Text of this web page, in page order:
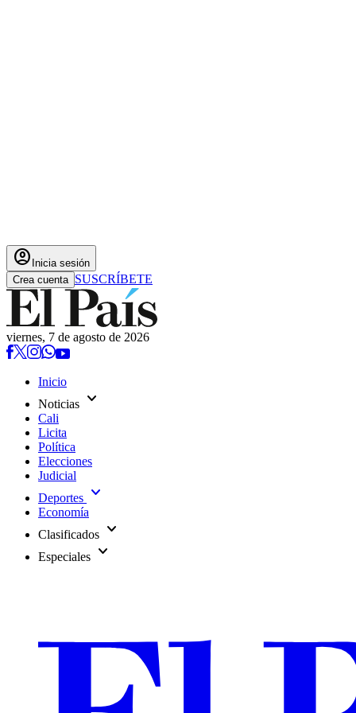
account_circle Inicia sesión
Crea cuenta SUSCRÍBETE
viernes, 7 de agosto de 2026
Inicio
Noticias expand_more
Cali
Licita
Política
Elecciones
Judicial
Deportes expand_more
Economía
Clasificados expand_more
Especiales expand_more